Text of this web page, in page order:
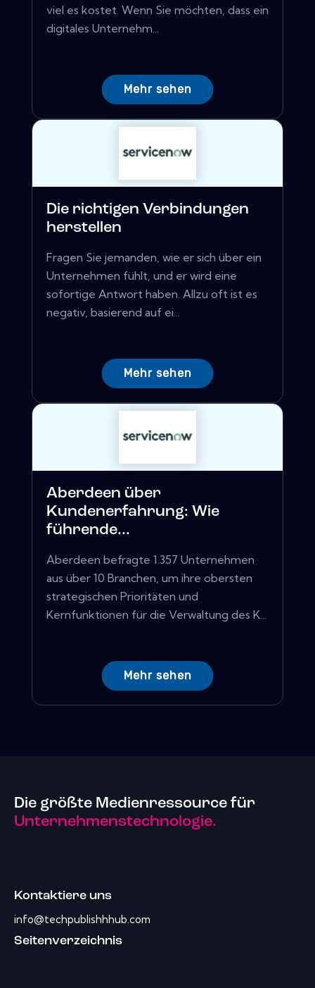
viel es kostet. Wenn Sie möchten, dass ein
digitales Unternehm...
Mehr sehen
Die richtigen Verbindungen
herstellen
Fragen Sie jemanden, wie er sich über ein
Unternehmen fühlt, und er wird eine
sofortige Antwort haben. Allzu oft ist es
negativ, basierend auf ei...
Mehr sehen
Aberdeen über
Kundenerfahrung: Wie
führende...
Aberdeen befragte 1.357 Unternehmen
aus über 10 Branchen, um ihre obersten
strategischen Prioritäten und
Kernfunktionen für die Verwaltung des K...
Mehr sehen
Die größte Medienressource für
Unternehmenstechnologie.
Kontaktiere uns
info@techpublishhhub.com
Seitenverzeichnis